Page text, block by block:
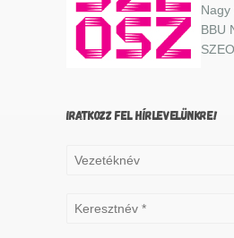
Nagy
BBU
IRATKOZZ FEL HÍRLEVELÜNKRE!